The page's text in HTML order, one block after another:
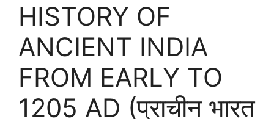
HISTORY OF
ANCIENT INDIA
FROM EARLY TO
1205 AD (प्राचीन भारत